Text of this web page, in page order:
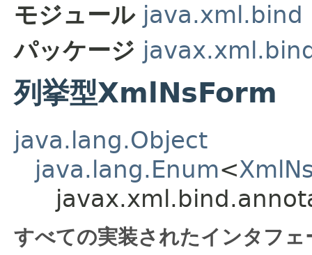
モジュール java.xml.bind
パッケージ
列挙型XmlNsForm
java.lang.Object
java.lang.Enum<
すべての実装されたインタフ